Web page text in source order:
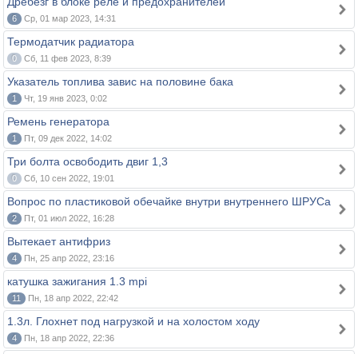
6 Ср, 01 мар 2023, 14:31
Термодатчик радиатора
0 Сб, 11 фев 2023, 8:39
Указатель топлива завис на половине бака
1 Чт, 19 янв 2023, 0:02
Ремень генератора
1 Пт, 09 дек 2022, 14:02
Три болта освободить двиг 1,3
0 Сб, 10 сен 2022, 19:01
Вопрос по пластиковой обечайке внутри внутреннего ШРУСа
2 Пт, 01 июл 2022, 16:28
Вытекает антифриз
4 Пн, 25 апр 2022, 23:16
катушка зажигания 1.3 mpi
11 Пн, 18 апр 2022, 22:42
1.3л. Глохнет под нагрузкой и на холостом ходу
4 Пн, 18 апр 2022, 22:36